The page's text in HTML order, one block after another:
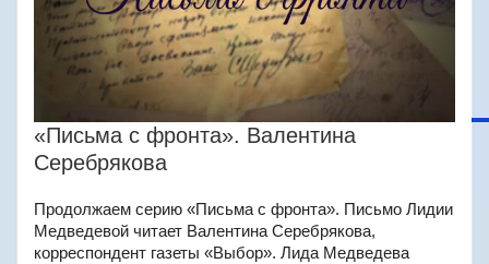
«Письма с фронта». Валентина
Серебрякова
Продолжаем серию «Письма с фронта». Письмо Лидии
Медведевой читает Валентина Серебрякова,
корреспондент газеты «Выбор». Лида Медведева